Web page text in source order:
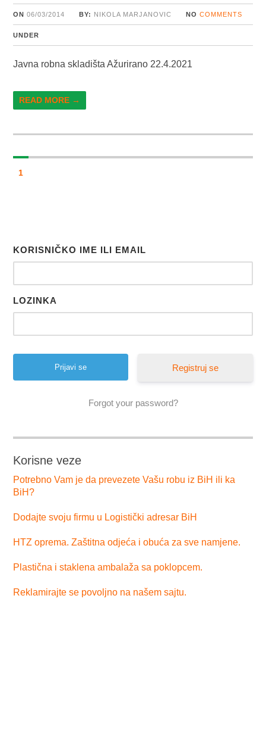
ON 06/03/2014 BY: NIKOLA MARJANOVIC NO COMMENTS
UNDER
Javna robna skladišta Ažurirano 22.4.2021
READ MORE →
1
KORISNIČKO IME ILI EMAIL
LOZINKA
Registruj se
Forgot your password?
Korisne veze
Potrebno Vam je da prevezete Vašu robu iz BiH ili ka
BiH?
Dodajte svoju firmu u Logistički adresar BiH
HTZ oprema. Zaštitna odjeća i obuća za sve namjene.
Plastična i staklena ambalaža sa poklopcem.
Reklamirajte se povoljno na našem sajtu.